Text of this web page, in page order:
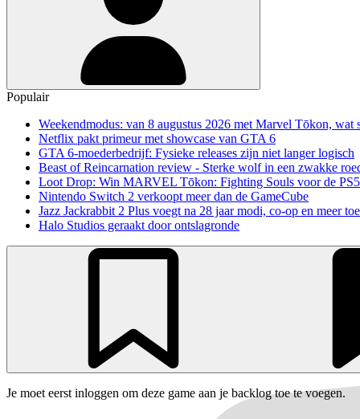
Populair
Weekendmodus: van 8 augustus 2026 met Marvel Tōkon, wat
Netflix pakt primeur met showcase van GTA 6
GTA 6-moederbedrijf: Fysieke releases zijn niet langer logisch
Beast of Reincarnation review - Sterke wolf in een zwakke
Loot Drop: Win MARVEL Tōkon: Fighting Souls voor de PS5
Nintendo Switch 2 verkoopt meer dan de GameCube
Jazz Jackrabbit 2 Plus voegt na 28 jaar modi, co-op en meer toe
Halo Studios geraakt door ontslagronde
Je moet eerst inloggen om deze game aan je backlog toe te voegen.